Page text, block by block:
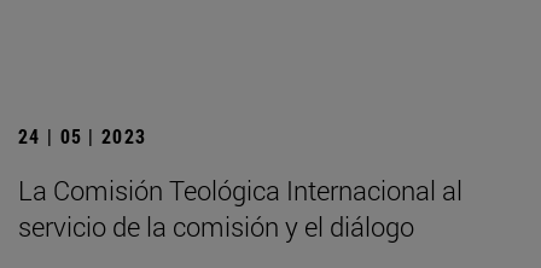
24 | 05 | 2023
La Comisión Teológica Internacional al
servicio de la comisión y el diálogo